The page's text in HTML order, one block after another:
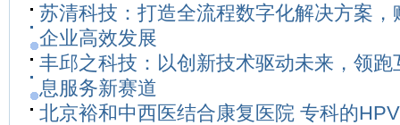
苏清科技：打造全流程数字化解决方案，
企业高效发展
丰邱之科技：以创新技术驱动未来，领跑
息服务新赛道
北京裕和中西医结合康复医院 专科的HPV